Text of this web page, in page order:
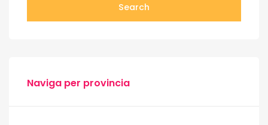
Search
Naviga per provincia